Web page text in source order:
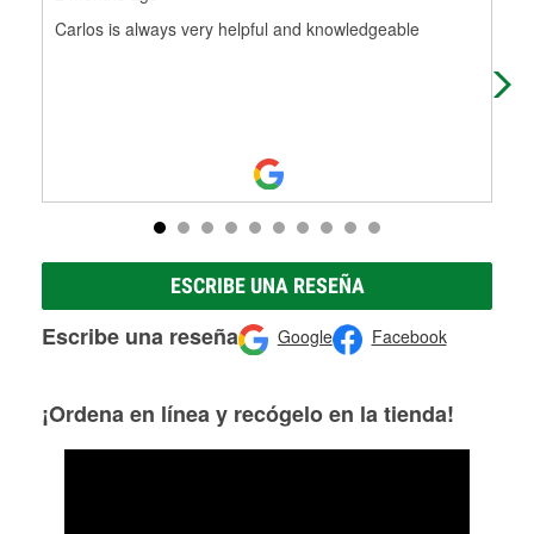
Carlos is always very helpful and knowledgeable
ESCRIBE UNA RESEÑA
Escribe una reseña Google Facebook
¡Ordena en línea y recógelo en la tienda!